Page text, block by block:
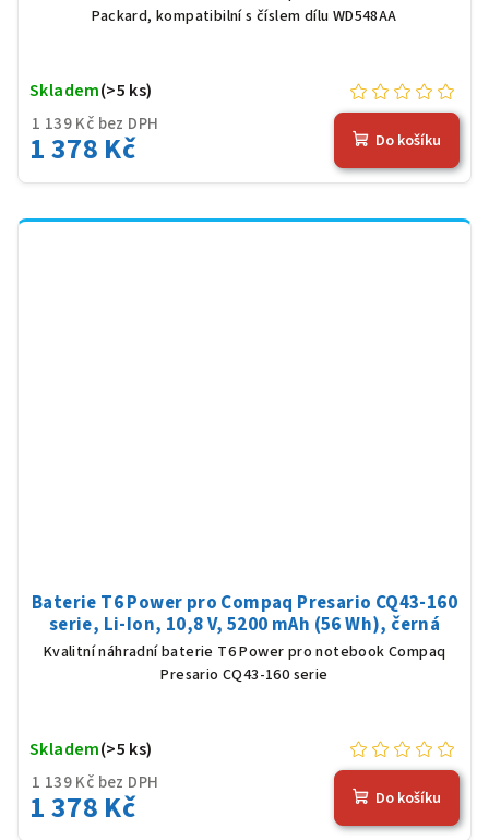
Packard, kompatibilní s číslem dílu WD548AA
1 139 Kč bez DPH
1 378 Kč
Skladem(>5 ks)
Do košíku
Baterie T6 Power pro Compaq Presario CQ43-160
serie, Li-Ion, 10,8 V, 5200 mAh (56 Wh), černá
Kvalitní náhradní baterie T6 Power pro notebook Compaq
Presario CQ43-160 serie
1 139 Kč bez DPH
1 378 Kč
Skladem(>5 ks)
Do košíku